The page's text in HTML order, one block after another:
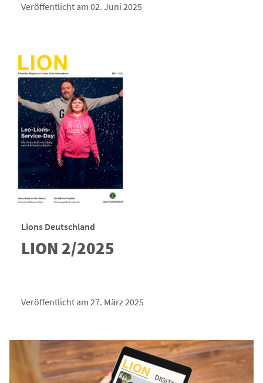
Veröffentlicht am 02. Juni 2025
Lions Deutschland
LION 2/2025
Veröffentlicht am 27. März 2025